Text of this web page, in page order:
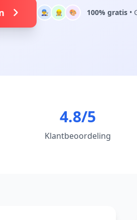
👨‍🔧 👷 🎨 100% gratis •
4.8/5
Klantbeoordeling